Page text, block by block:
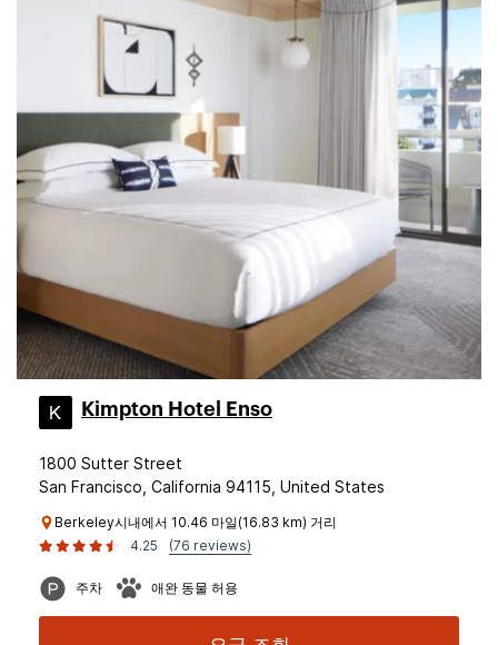
Kimpton Hotel Enso
1800 Sutter Street
San Francisco, California 94115, United States
Berkeley시내에서 10.46 마일(16.83 km) 거리
4.25
(76 reviews)
주차 애완 동물 허용